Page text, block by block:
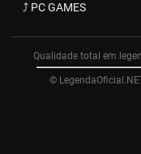
⤴ PC GAMES
Qualidade total em
©